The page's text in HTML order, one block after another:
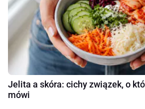
Jelita a skóra: cichy związek, o
mówi